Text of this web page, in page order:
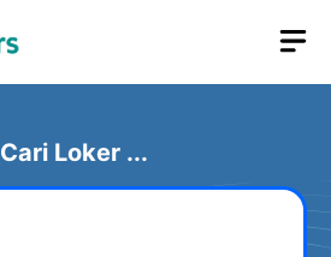
Cari Loker ...